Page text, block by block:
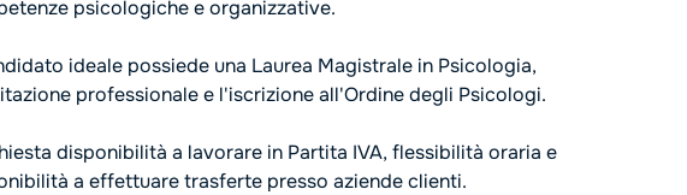
psicologiche e organizzative.
ideale possiede una Laurea Magistrale in Psicologia,
professionale e l'iscrizione all'Ordine degli Psicologi.
disponibilità a lavorare in Partita IVA, flessibilità oraria e
a effettuare trasferte presso aziende clienti.